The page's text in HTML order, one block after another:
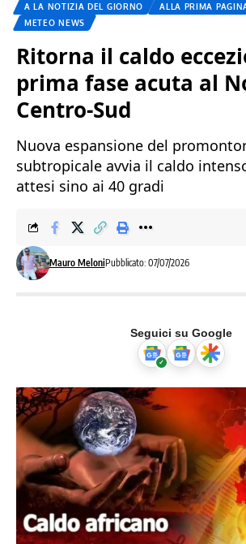
A LA NOTIZIA DEL GIORNO
ALLA PRIMA
METEO NEWS
Ritorna il caldo
prima fase acuta al
Centro-Sud
Nuova espansione del
subtropicale avvia il caldo
attesi sino ai 40 gradi
Mauro MeloniPubblicato: 07/07/2026
Seguici su Google